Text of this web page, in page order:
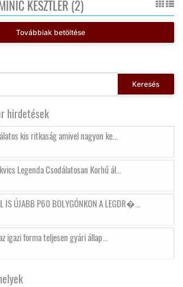
KESZTLER (2)
Továbbiak betöltése
Keresés
hirdetések
kis ritkaság amivel nagyon ke...
Legenda Csodálatosan Korhű ál...
IS ÚJABB P60 BOLYGÓNKON A LEGDR�...
igazi forma teljesen gyári állap...